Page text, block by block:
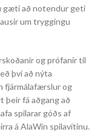
gæti að notendur geti
um tryggingu
og prófanir til
því að nýta
fjármálafærslur og
þeir fá aðgang að
spilarar góðs af
á AlaWin spilavítinu.